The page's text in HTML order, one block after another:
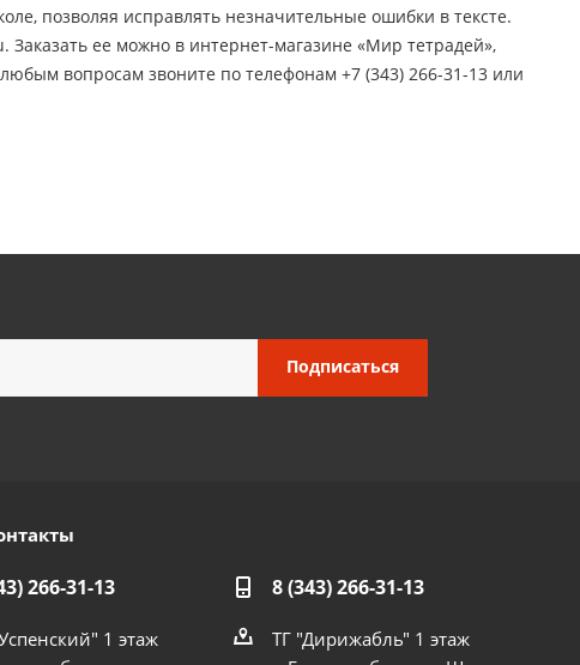
позволяя исправлять незначительные ошибки в тексте.
ее можно в интернет-магазине «Мир тетрадей»,
вопросам звоните по телефонам +7 (343) 266-31-13 или
266-31-13
1 этаж
8 (343) 266-31-13
ТГ "Дирижабль" 1 этаж